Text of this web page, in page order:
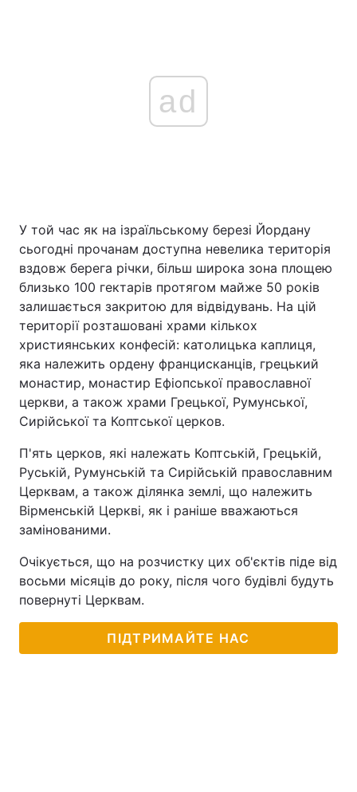
ad
У той час як на ізраїльському березі Йордану
сьогодні прочанам доступна невелика територія
вздовж берега річки, більш широка зона площею
близько 100 гектарів протягом майже 50 років
залишається закритою для відвідувань. На цій
території розташовані храми кількох
християнських конфесій: католицька каплиця,
яка належить ордену францисканців, грецький
монастир, монастир Ефіопської православної
церкви, а також храми Грецької, Румунської,
Сирійської та Коптської церков.
П'ять церков, які належать Коптській, Грецькій,
Руській, Румунській та Сирійській православним
Церквам, а також ділянка землі, що належить
Вірменській Церкві, як і раніше вважаються
замінованими.
Очікується, що на розчистку цих об'єктів піде від
восьми місяців до року, після чого будівлі будуть
повернуті Церквам.
ПІДТРИМАЙТЕ НАС